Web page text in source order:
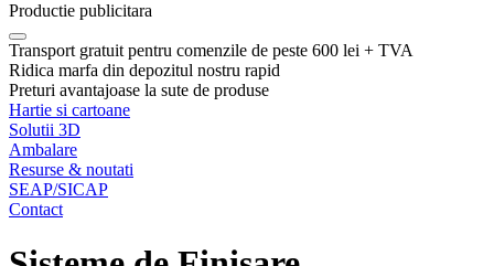
Productie publicitara
Transport gratuit pentru comenzile de peste 600 lei + TVA
Ridica marfa din depozitul nostru rapid
Preturi avantajoase la sute de produse
Hartie si cartoane
Solutii 3D
Ambalare
Resurse & noutati
SEAP/SICAP
Contact